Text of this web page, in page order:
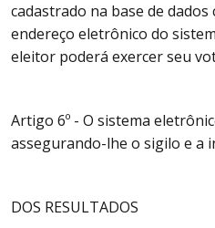
cadastrado na base de
endereço eletrônico do
eleitor poderá exercer seu
Artigo 6º - O sistema
assegurando-lhe o sigilo e a
DOS RESULTADOS